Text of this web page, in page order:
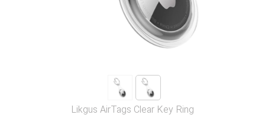
تماس با ما
Likgus AirTags Clear Key Ring